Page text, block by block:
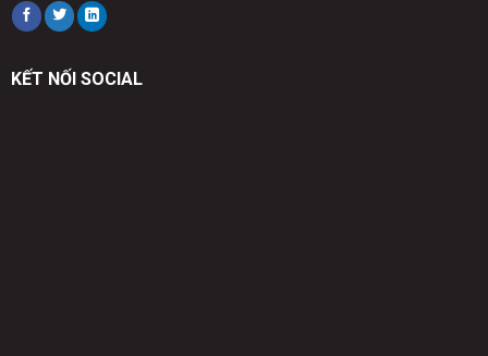
KẾT NỐI SOCIAL